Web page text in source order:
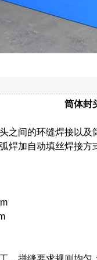
筒体封
之间的环缝焊接以及
焊加自动填丝焊接